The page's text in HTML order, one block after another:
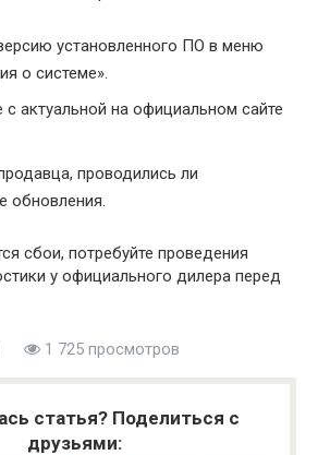
установленного ПО в меню
о системе».
с актуальной на официальном сайте
проводились ли
обновления.
сбои, потребуйте проведения
у официального дилера перед
1 725 просмотров
статья? Поделиться с
друзьями: